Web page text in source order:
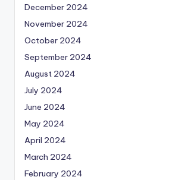
December 2024
November 2024
October 2024
September 2024
August 2024
July 2024
June 2024
May 2024
April 2024
March 2024
February 2024